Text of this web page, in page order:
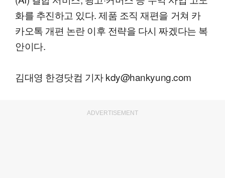
화를 추진하고 있다. 제품 조직 재편을 거쳐 카
카오톡 개편 논란 이후 전략을 다시 짜겠다는 복
안이다.
김대영 한경닷컴 기자 kdy@hankyung.com
ADVERTISEMENT